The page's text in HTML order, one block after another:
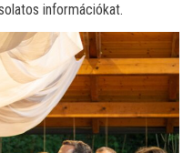
információkat.